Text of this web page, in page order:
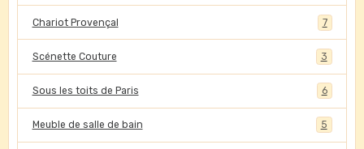
Chariot Provençal 7
Scénette Couture 3
Sous les toits de Paris 6
Meuble de salle de bain 5